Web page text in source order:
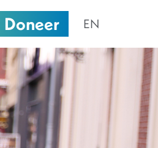
Doneer EN